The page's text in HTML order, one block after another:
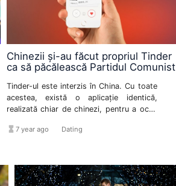
Chinezii și-au făcut propriul Tinder
ca să păcălească Partidul Comunist
Tinder-ul este interzis în China. Cu toate
acestea, există o aplicație identică,
realizată chiar de chinezi, pentru a ocoli
Ce se întâmplă pe Tantan depășește
hourglass_full 7 year ago Dating